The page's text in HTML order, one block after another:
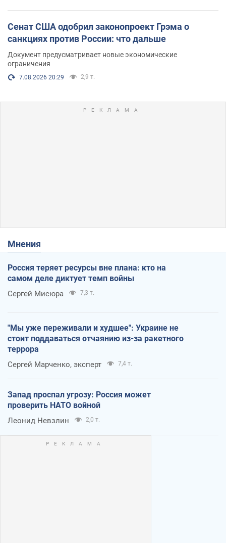
Сенат США одобрил законопроект Грэма о
санкциях против России: что дальше
Документ предусматривает новые экономические
ограничения
7.08.2026 20:29 2,9 т.
Мнения
Россия теряет ресурсы вне плана: кто на
самом деле диктует темп войны
Сергей Мисюра 7,3 т.
"Мы уже переживали и худшее": Украине не
стоит поддаваться отчаянию из-за ракетного
террора
Сергей Марченко, эксперт 7,4 т.
Запад проспал угрозу: Россия может
проверить НАТО войной
Леонид Невзлин 2,0 т.